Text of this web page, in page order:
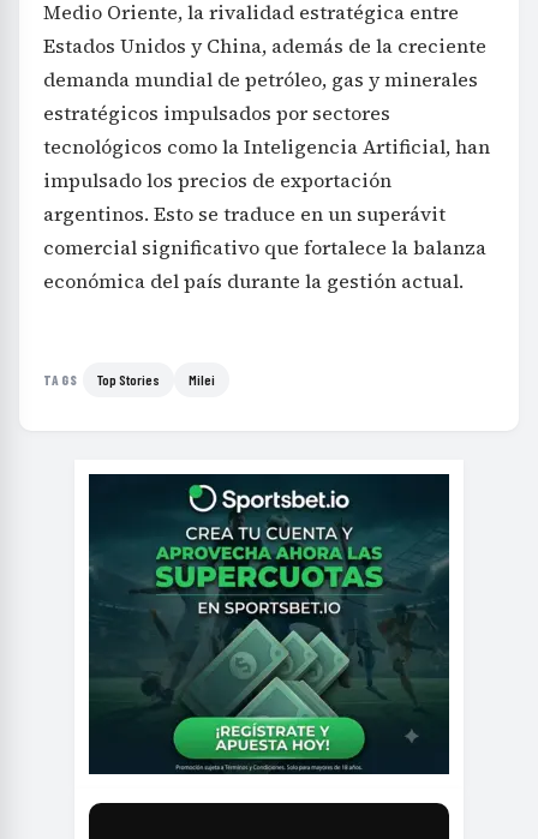
Medio Oriente, la rivalidad estratégica entre
Estados Unidos y China, además de la creciente
demanda mundial de petróleo, gas y minerales
estratégicos impulsados por sectores
tecnológicos como la Inteligencia Artificial, han
impulsado los precios de exportación
argentinos. Esto se traduce en un superávit
comercial significativo que fortalece la balanza
económica del país durante la gestión actual.
TAGS Top Stories Milei